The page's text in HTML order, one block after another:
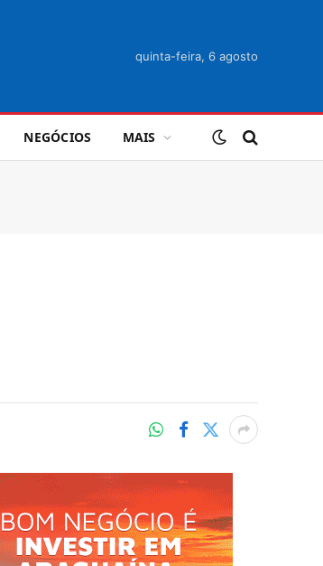
quinta-feira, 6 agosto
NEGÓCIOS MAIS